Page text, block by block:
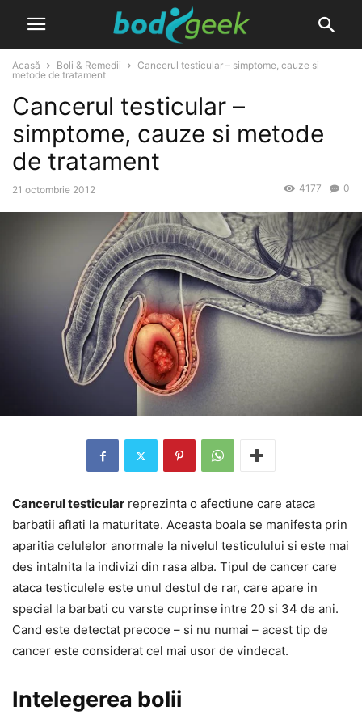
Acasă Boli & Remedii
Cancerul testicular – simptome, cauze si
metode de tratament
Cancerul testicular –
simptome, cauze si metode
de tratament
21 octombrie 2012 0
4177
Cancerul testicular reprezinta o afectiune care ataca
barbatii aflati la maturitate. Aceasta boala se manifesta prin
aparitia celulelor anormale la nivelul testiculului si este mai
des intalnita la indivizi din rasa alba. Tipul de cancer care
ataca testiculele este unul destul de rar, care apare in
special la barbati cu varste cuprinse intre 20 si 34 de ani.
Cand este detectat precoce – si nu numai – acest tip de
cancer este considerat cel mai usor de vindecat.
Intelegerea bolii